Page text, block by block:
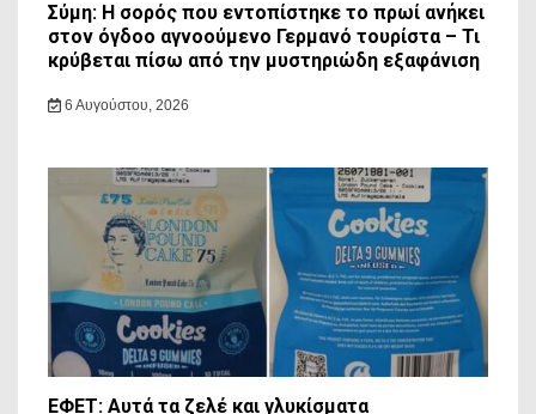
Σύμη: Η σορός που εντοπίστηκε το πρωί ανήκει
στον όγδοο αγνοούμενο Γερμανό τουρίστα – Τι
κρύβεται πίσω από την μυστηριώδη εξαφάνιση
6 Αυγούστου, 2026
ΕΦΕΤ: Αυτά τα ζελέ και γλυκίσματα